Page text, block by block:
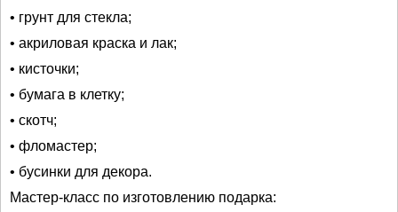
• грунт для стекла;
• акриловая краска и лак;
• кисточки;
• бумага в клетку;
• скотч;
• фломастер;
• бусинки для декора.
Мастер-класс по изготовлению подарка: